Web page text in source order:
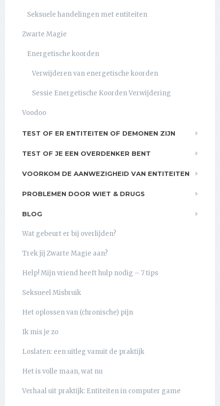
Seksuele handelingen met entiteiten
Zwarte Magie
Energetische koorden
Verwijderen van energetische koorden
Sessie Energetische Koorden Verwijdering
Voodoo
TEST OF ER ENTITEITEN OF DEMONEN ZIJN
TEST OF JE EEN OVERDENKER BENT
VOORKOM DE AANWEZIGHEID VAN ENTITEITEN
PROBLEMEN DOOR WIET & DRUGS
BLOG
Wat gebeurt er bij overlijden?
Trek jij Zwarte Magie aan?
Help! Mijn vriend heeft hulp nodig – 7 tips
Seksueel Misbruik
Het oplossen van (chronische) pijn
Ik mis je zo
Loslaten: een uitleg vanuit de praktijk
Het is volle maan, wat nu
Verhaal uit praktijk: Entiteiten in computer game